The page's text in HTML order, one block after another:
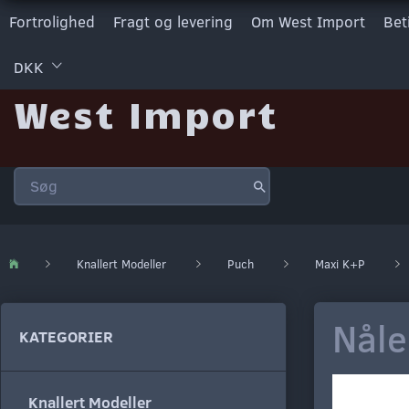
Fortrolighed Fragt og levering Om West Import
DKK
West Import
Knallert Modeller Puch Maxi K+P
KATEGORIER
Knallert Modeller